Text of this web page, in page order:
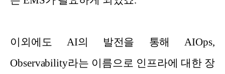
이외에도 AI의 발전을 통해 AIOps,
Observability라는 이름으로 인프라에 대한 장